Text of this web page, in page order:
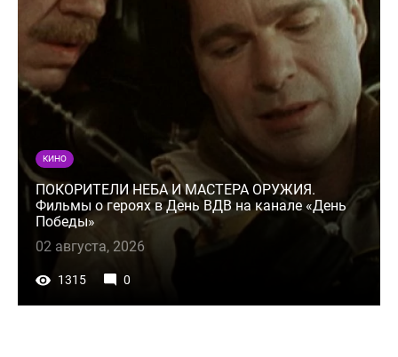
КИНО
ПОКОРИТЕЛИ НЕБА И МАСТЕРА ОРУЖИЯ.
Фильмы о героях в День ВДВ на канале «День
Победы»
02 августа, 2026
1315 0